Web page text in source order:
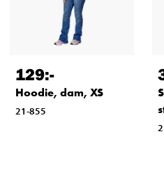
129:-
Hoodie, dam, XS
21-855